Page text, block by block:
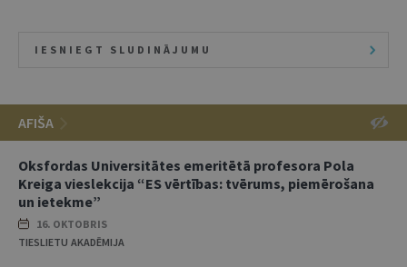
IESNIEGT SLUDINĀJUMU
AFIŠA
Oksfordas Universitātes emeritētā profesora Pola
Kreiga vieslekcija “ES vērtības: tvērums, piemērošana
un ietekme”
16. OKTOBRIS
TIESLIETU AKADĒMIJA